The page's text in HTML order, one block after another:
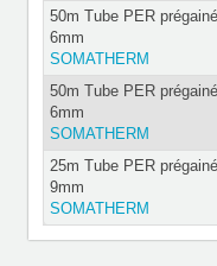
50m Tube PER
6mm
SOMATHERM
50m Tube PER
6mm
SOMATHERM
25m Tube PER
9mm
SOMATHERM